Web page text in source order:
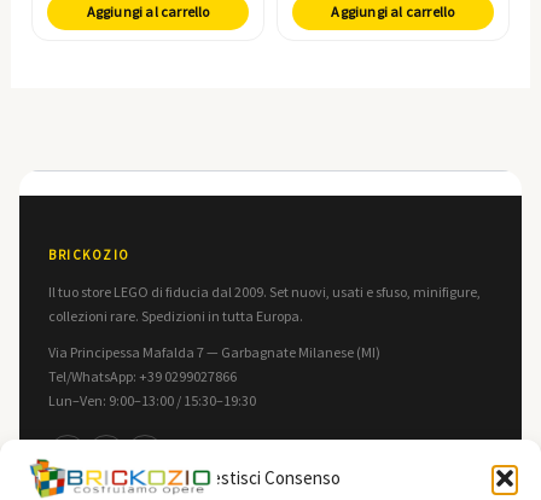
Gestisci Consenso
Aggiungi al carrello Aggiungi al carrello
BRICKOZIO
Il tuo store LEGO di fiducia dal 2009. Set nuovi, usati e sfuso, minifigure,
collezioni rare. Spedizioni in tutta Europa.
Via Principessa Mafalda 7 — Garbagnate Milanese (MI)
Tel/WhatsApp: +39 0299027866
Lun–Ven: 9:00–13:00 / 15:30–19:30